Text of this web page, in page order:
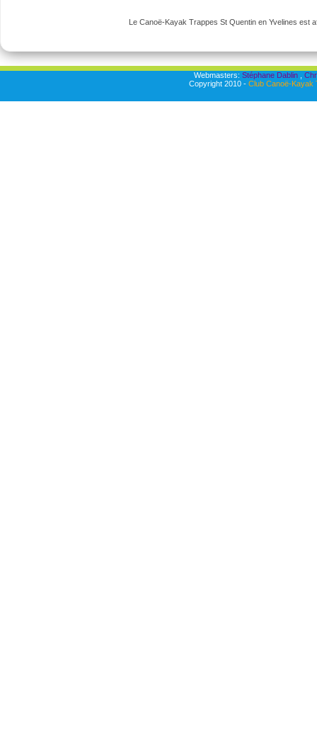
Le Canoë-Kayak Trappes St Quentin en Yvelines est
Webmasters: Stéphane Dablin,
Copyright 2010 - Club Canoë-Kayak